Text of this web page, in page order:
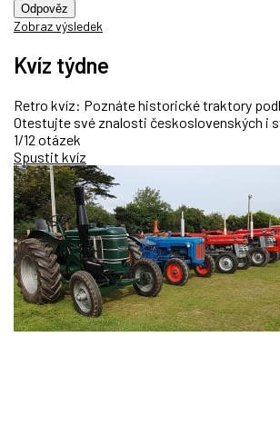
Odpověz
Zobraz výsledek
Kvíz týdne
Retro kvíz: Poznáte historické traktory
Otestujte své znalosti československých i
1/12 otázek
Spustit kvíz